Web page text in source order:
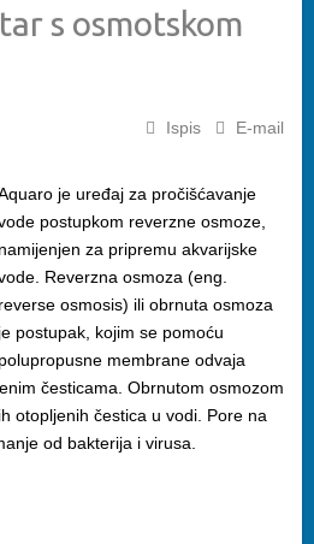
s osmotskom
Ispis E-mail
je uređaj za pročišćavanje
postupkom reverzne osmoze,
namijenjen za pripremu akvarijske
Reverzna osmoza (eng.
reverse osmosis) ili obrnuta osmoza
je postupak, kojim se pomoću
polupropusne membrane odvaja
česticama. Obrnutom osmozom
otopljenih čestica u vodi. Pore na
od bakterija i virusa.